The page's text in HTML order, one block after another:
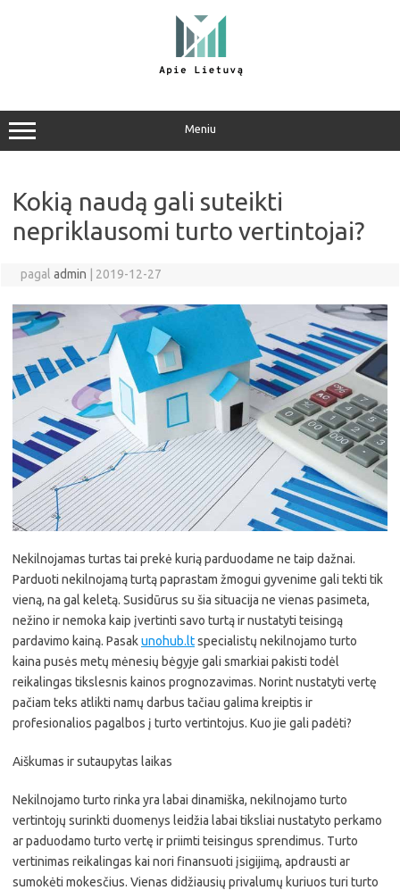
Meniu
Kokią naudą gali suteikti
nepriklausomi turto vertintojai?
pagal admin 2019-12-27
Nekilnojamas turtas tai prekė kurią parduodame ne taip dažnai.
Parduoti nekilnojamą turtą paprastam žmogui gyvenime gali tekti tik
vieną, na gal keletą. Susidūrus su šia situacija ne vienas pasimeta,
nežino ir nemoka kaip įvertinti savo turtą ir nustatyti teisingą
pardavimo kainą. Pasakunohub.ltspecialistų nekilnojamo turto
kaina pusės metų mėnesių bėgyje gali smarkiai pakisti todėl
reikalingas tikslesnis kainos prognozavimas. Norint nustatyti vertę
pačiam teks atlikti namų darbus tačiau galima kreiptis ir
profesionalios pagalbos į turto vertintojus. Kuo jie gali padėti?
Aiškumas ir sutaupytas laikas
Nekilnojamo turto rinka yra labai dinamiška, nekilnojamo turto
vertintojų surinkti duomenys leidžia labai tiksliai nustatyto perkamo
ar paduodamo turto vertę ir priimti teisingus sprendimus. Turto
vertinimas reikalingas kai nori finansuoti įsigijimą, apdrausti ar
sumokėti mokesčius. Vienas didžiausių privalumų kuriuos turi turto